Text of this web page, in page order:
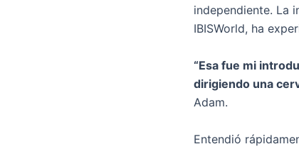
independiente. La
IBISWorld, ha
“Esa fue mi
dirigiendo una
Adam.
Entendió